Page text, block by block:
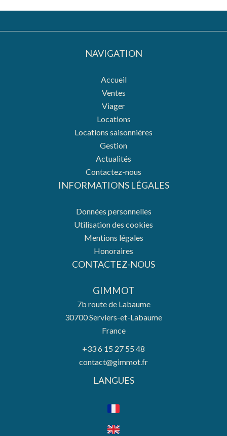
NAVIGATION
Accueil
Ventes
Viager
Locations
Locations saisonnières
Gestion
Actualités
Contactez-nous
INFORMATIONS LÉGALES
Données personnelles
Utilisation des cookies
Mentions légales
Honoraires
CONTACTEZ-NOUS
GIMMOT
7b route de Labaume
30700Serviers-et-Labaume
France
+33 6 15 27 55 48
contact@gimmot.fr
LANGUES